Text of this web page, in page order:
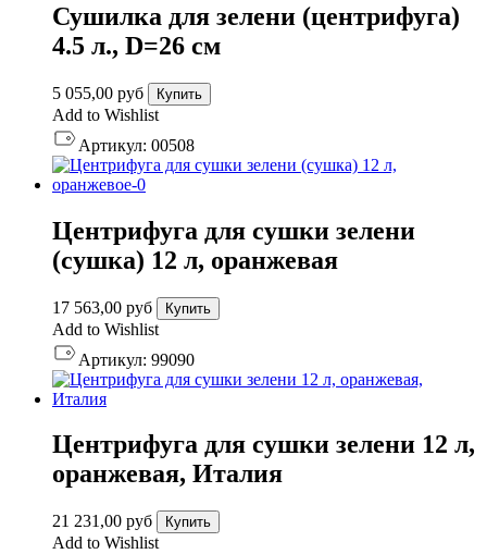
Сушилка для зелени (центрифуга)
4.5 л., D=26 см
5 055,00 руб Купить
Add to Wishlist
Артикул: 00508
Центрифуга для сушки зелени
(сушка) 12 л, оранжевая
17 563,00 руб Купить
Add to Wishlist
Артикул: 99090
Центрифуга для сушки зелени 12 л,
оранжевая, Италия
21 231,00 руб Купить
Add to Wishlist